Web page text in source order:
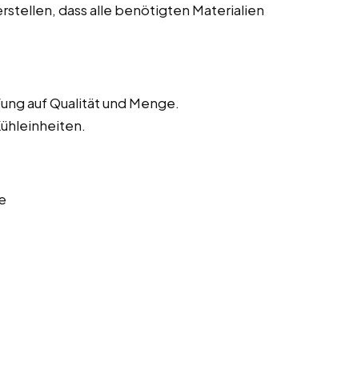
dass alle benötigten Materialien
auf Qualität und Menge.